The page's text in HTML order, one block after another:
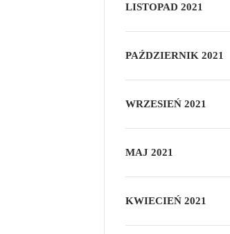
LISTOPAD 2021
PAŹDZIERNIK 2021
WRZESIEŃ 2021
MAJ 2021
KWIECIEŃ 2021